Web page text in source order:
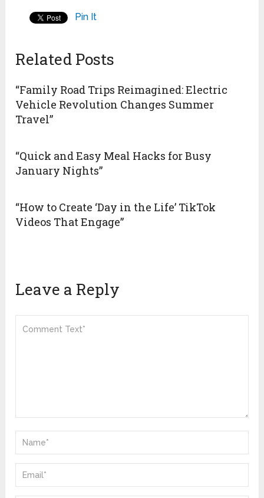
Pin It
Related Posts
“Family Road Trips Reimagined: Electric
Vehicle Revolution Changes Summer
Travel”
“Quick and Easy Meal Hacks for Busy
January Nights”
“How to Create ‘Day in the Life’ TikTok
Videos That Engage”
Leave a Reply